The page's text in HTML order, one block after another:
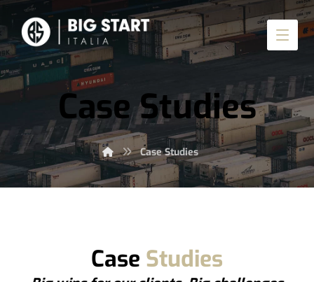
Case Studies
Case Studies
Case Studies